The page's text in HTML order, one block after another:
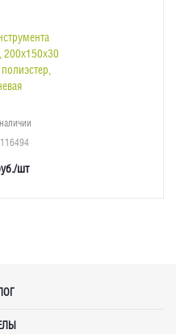
200х150х30
/шт